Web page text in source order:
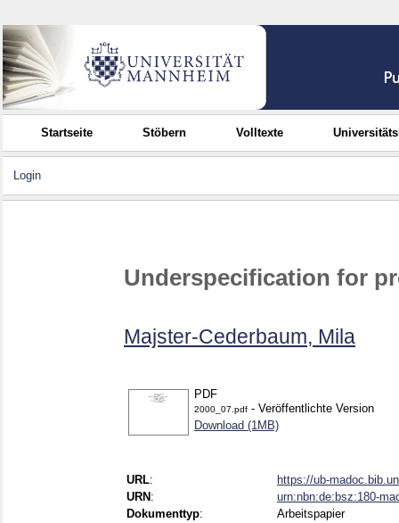
Startseite Stöbern Volltexte
Login
Underspecification for
Majster-Cederbaum, Mila
PDF
2000_07.pdf - Veröffentlichte Version
Download (1MB)
URL:
https://ub-
URN :
urn:nbn:de:bsz:180-
Dokumenttyp:
Arbeitspapier